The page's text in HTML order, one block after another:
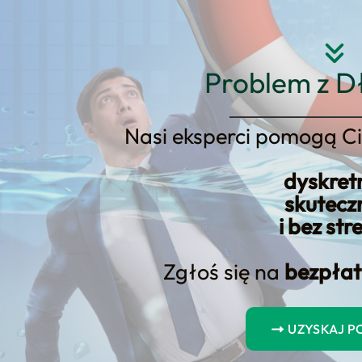
Problem z
Nasi eksperci pomogą
i bez
Zgłoś się na
UZYSKAJ
Strona główna O nas
samochodu? Jak